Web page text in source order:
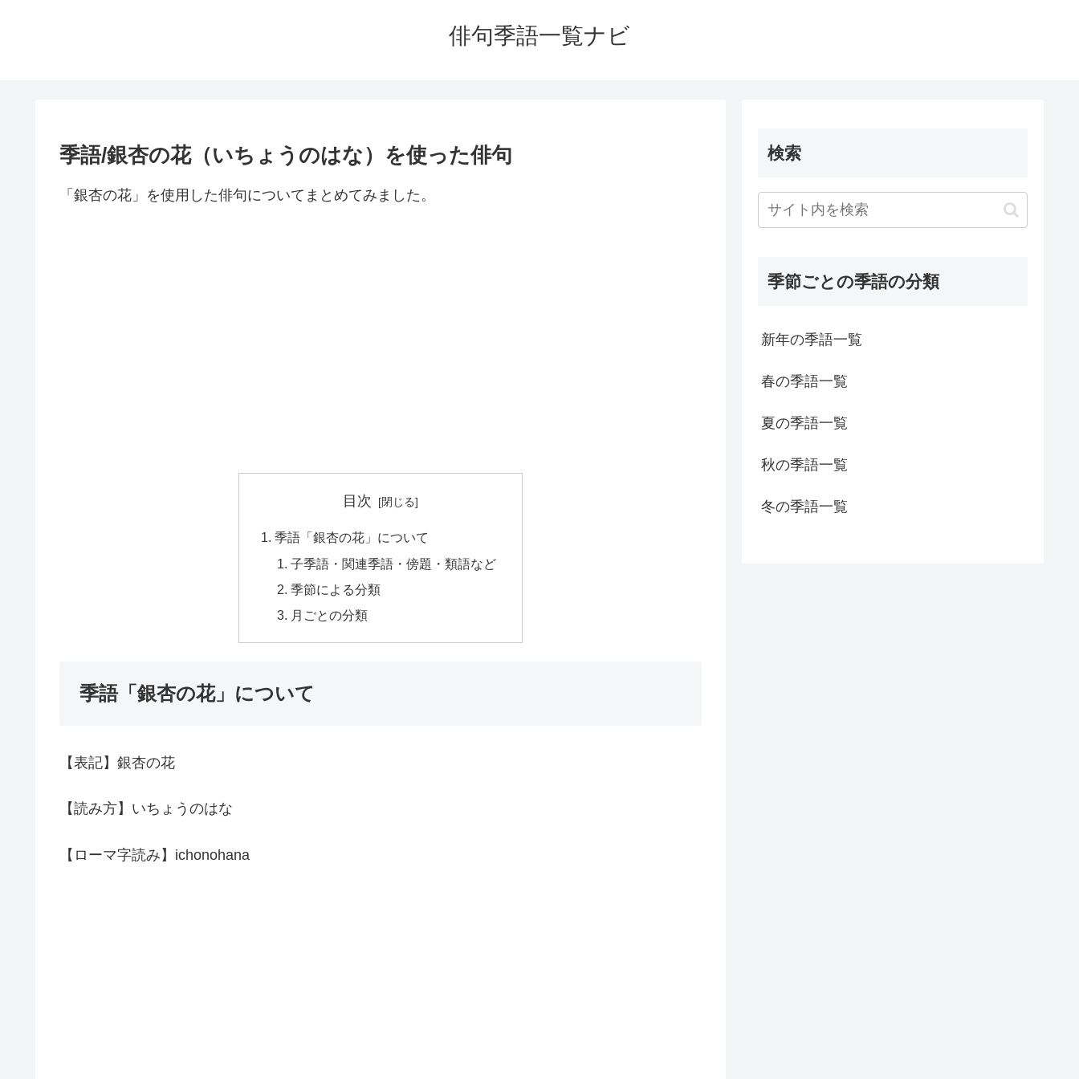
俳句季語一覧ナビ
季語/銀杏の花（いちょうのはな）を使った俳句
「銀杏の花」を使用した俳句についてまとめてみました。
目次
季語「銀杏の花」について
子季語・関連季語・傍題・類語など
季節による分類
月ごとの分類
季語「銀杏の花」について
【表記】銀杏の花
【読み方】いちょうのはな
【ローマ字読み】ichonohana
検索
季節ごとの季語の分類
新年の季語一覧
春の季語一覧
夏の季語一覧
秋の季語一覧
冬の季語一覧